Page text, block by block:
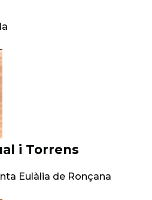
i Torrens
Eulàlia de Ronçana